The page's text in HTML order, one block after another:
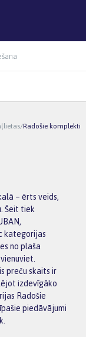
/Radošie komplekti
– ērts veids,
Šeit tiek
kategorijas
no plaša
preču skaits ir
izdevīgāko
Radošie
piedāvājumi